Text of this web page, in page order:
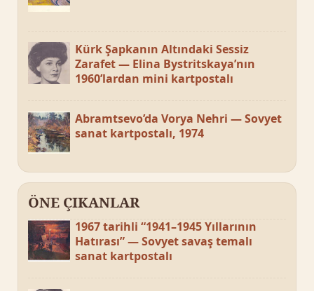
Kürk Şapkanın Altındaki Sessiz
Zarafet — Elina Bystritskaya’nın
1960’lardan mini kartpostalı
Abramtsevo’da Vorya Nehri — Sovyet
sanat kartpostalı, 1974
ÖNE ÇIKANLAR
1967 tarihli “1941–1945 Yıllarının
Hatırası” — Sovyet savaş temalı
sanat kartpostalı